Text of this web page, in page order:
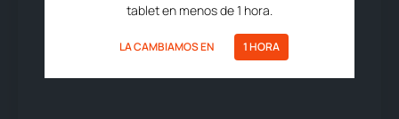
tablet en menos de 1 hora.
LA CAMBIAMOS EN 1 HORA